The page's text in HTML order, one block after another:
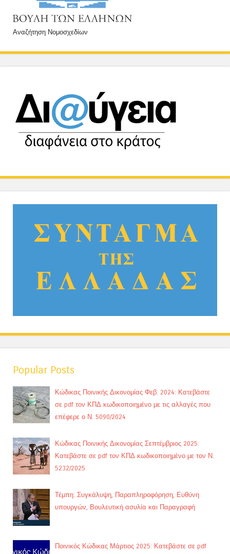
Αναζήτηση Νομοσχεδίων
Popular Posts
Κώδικας Ποινικής Δικονομίας Φεβ. 2024: Κατεβάστε
σε pdf τον ΚΠΔ κωδικοποιημένο με τις αλλαγές που
επέφερε ο Ν. 5090/2024
Κώδικας Ποινικής Δικονομίας Σεπτέμβριος 2025:
Κατεβάστε σε pdf τον ΚΠΔ κωδικοποιημένο με τον Ν.
5232/2025
Τέμπη: Συγκάλυψη, Παραπληροφόρηση, Ευθύνη
υπουργών, Βουλευτική ασυλία και Παραγραφή
Ποινικός Κώδικας Μάρτιος 2025: Κατεβάστε σε pdf